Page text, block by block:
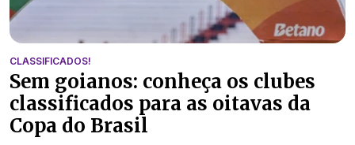
CLASSIFICADOS!
Sem goianos: conheça os clubes
classificados para as oitavas da
Copa do Brasil